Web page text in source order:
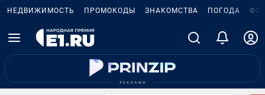
НЕДВИЖИМОСТЬ ПРОМОКОДЫ ЗНАКОМСТВА ПОГОДА